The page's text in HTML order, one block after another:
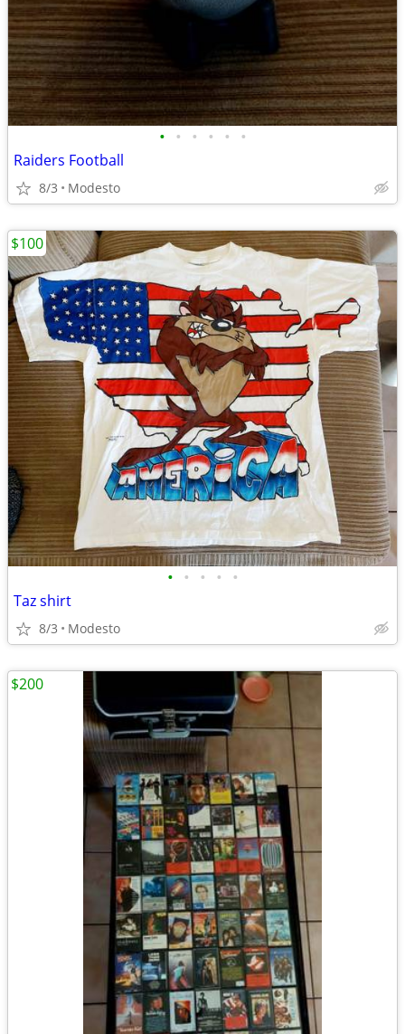
• • • • • •
Raiders Football
8/3 Modesto
• • • • •
Taz shirt
8/3 Modesto
$100
$200